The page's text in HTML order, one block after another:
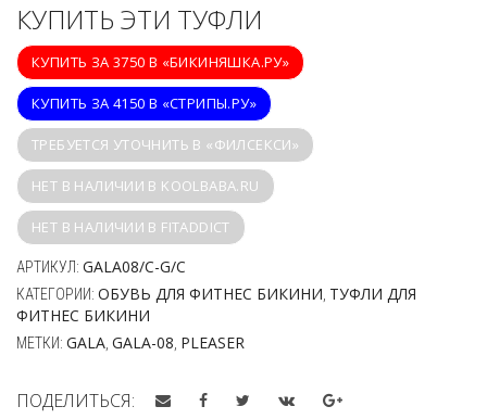
КУПИТЬ ЭТИ ТУФЛИ
КУПИТЬ ЗА 3750 В «БИКИНЯШКА.РУ»
КУПИТЬ ЗА 4150 В «СТРИПЫ.РУ»
ТРЕБУЕТСЯ УТОЧНИТЬ В «ФИЛСЕКСИ»
НЕТ В НАЛИЧИИ В KOOLBABA.RU
НЕТ В НАЛИЧИИ В FITADDICT
АРТИКУЛ: GALA08/C-G/C
КАТЕГОРИИ: ОБУВЬ ДЛЯ ФИТНЕС БИКИНИ ТУФЛИ ДЛЯ
ФИТНЕС БИКИНИ
МЕТКИ: GALA GALA-08 PLEASER
ПОДЕЛИТЬСЯ: